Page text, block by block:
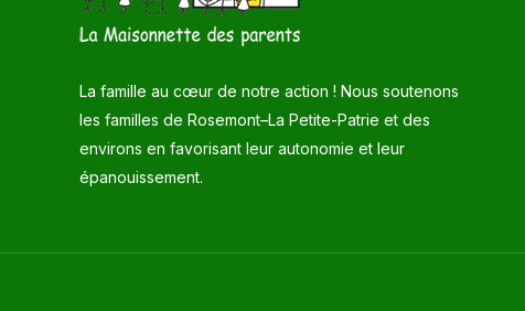
La famille au cœur de notre action ! Nous soutenons
les familles de Rosemont–La Petite-Patrie et des
environs en favorisant leur autonomie et leur
épanouissement.